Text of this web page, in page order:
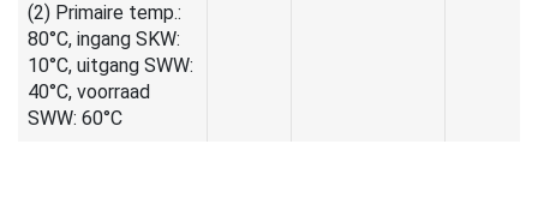
(2) Primaire temp.:
80°C, ingang SKW:
10°C, uitgang SWW:
40°C, voorraad
SWW: 60°C